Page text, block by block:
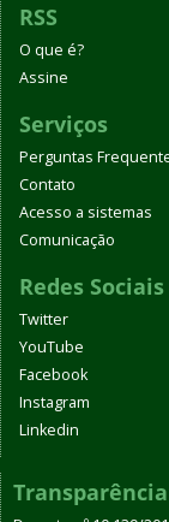
RSS
O que é?
Assine
Serviços
Perguntas
Contato
Acesso a sistemas
Comunicação
Redes Sociais
Twitter
YouTube
Facebook
Instagram
Linkedin
Transparência